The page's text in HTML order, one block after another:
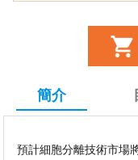
簡介
預計細胞分離技術市場